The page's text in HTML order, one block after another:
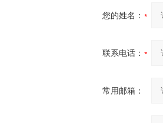
您的姓名：
联系电话：
常用邮箱：